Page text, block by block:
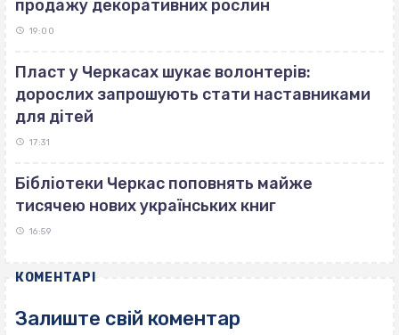
продажу декоративних рослин
19:00
Пласт у Черкасах шукає волонтерів:
дорослих запрошують стати наставниками
для дітей
17:31
Бібліотеки Черкас поповнять майже
тисячею нових українських книг
16:59
КОМЕНТАРІ
Залиште свій коментар